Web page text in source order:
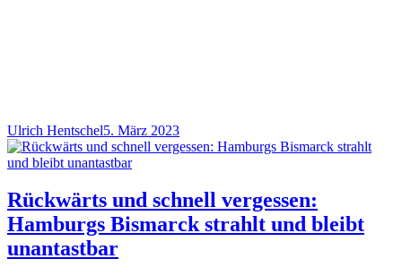
Ulrich Hentschel5. März 2023
Rückwärts und schnell vergessen:
Hamburgs Bismarck strahlt und bleibt
unantastbar